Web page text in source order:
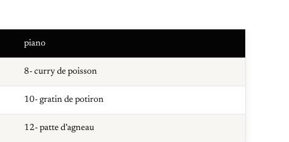
piano
8- curry de poisson
10- gratin de potiron
12- patte d’agneau